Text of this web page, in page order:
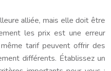
alliée, mais elle doit être
les prix est une erreur
tarif peuvent offrir des
différents. Établissez un